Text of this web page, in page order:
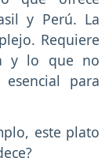
y Perú. La
Requiere
y lo que no
para
este plato